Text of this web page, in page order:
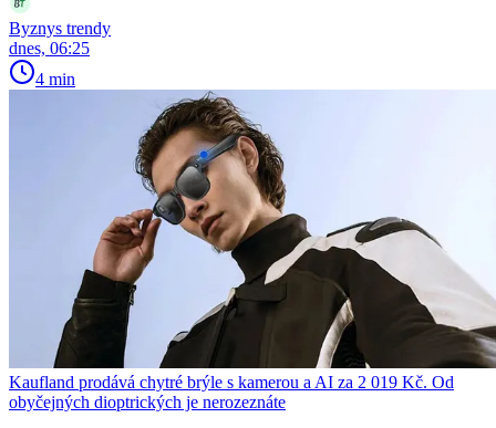
Byznys trendy
dnes, 06:25
4 min
Kaufland prodává chytré brýle s kamerou a AI za 2 019 Kč. Od
obyčejných dioptrických je nerozeznáte